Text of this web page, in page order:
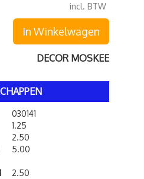
incl. BTW
In Winkelwagen
DECOR MOSKEE
030141
1.25
2.50
5.00
2.50